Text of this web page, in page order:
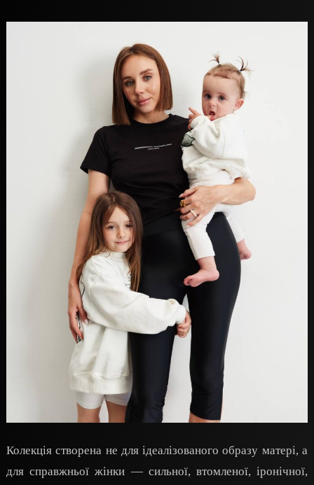
Колекція створена не для ідеалізованого образу матері, а
для справжньої жінки — сильної, втомленої, іронічної,